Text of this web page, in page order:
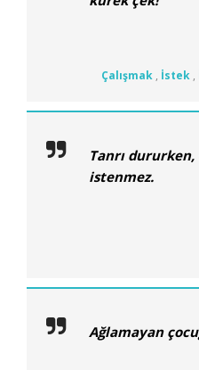
Çalışmak , İstek ,
Tanrı
istenmez.
Ağlamayan